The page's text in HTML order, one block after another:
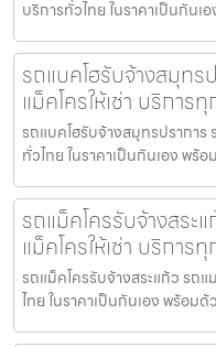
บริการทั่วไทย ในราคาเป็นกัน
รถแบคโฮรับจ้างสมุทร
แม็คโครให้เช่า บริกา
รถแบคโฮรับจ้างสมุทรปราการ
ทั่วไทย ในราคาเป็นกันเอง พ
รถแม็คโครรับจ้างสระ
แม็คโครให้เช่า บริกา
รถแม็คโครรับจ้างสระแก้ว รถแ
ไทย ในราคาเป็นกันเอง พร้อ